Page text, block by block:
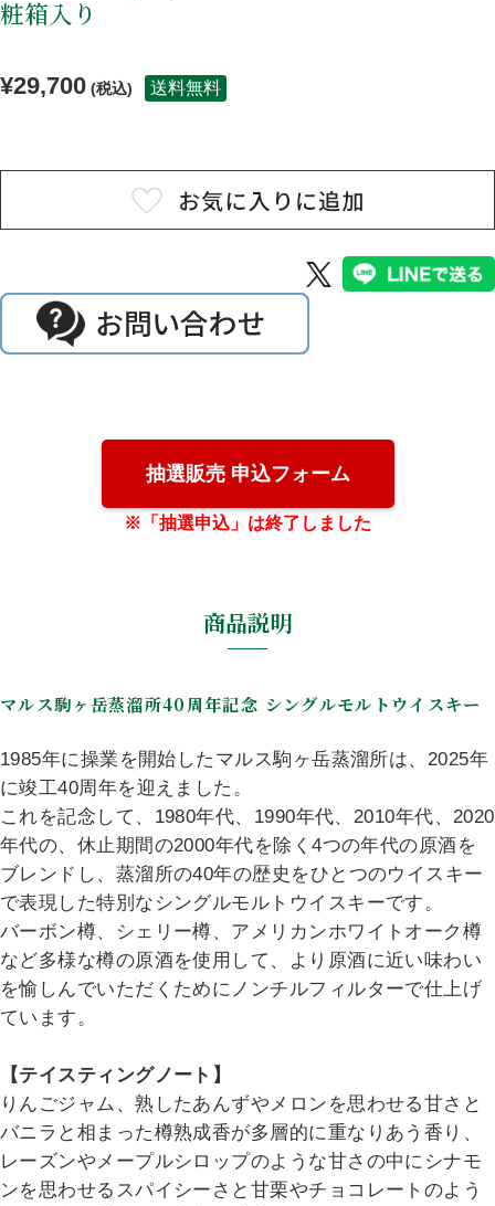
リキュール・梅酒
用途から探す
自宅用
業務用
お客様の声
プライバシーポリシー
特定商取引法に基づく表示
粧箱入り
¥29,700 (税込) 送料無料
抽選販売 申込フォーム
※「抽選申込」は終了しました
商品説明
マルス駒ヶ岳蒸溜所40周年記念 シングルモルトウイスキー
1985年に操業を開始したマルス駒ヶ岳蒸溜所は、2025年
に竣工40周年を迎えました。
これを記念して、1980年代、1990年代、2010年代、2020
年代の、休止期間の2000年代を除く4つの年代の原酒を
ブレンドし、蒸溜所の40年の歴史をひとつのウイスキー
で表現した特別なシングルモルトウイスキーです。
バーボン樽、シェリー樽、アメリカンホワイトオーク樽
など多様な樽の原酒を使用して、より原酒に近い味わい
を愉しんでいただくためにノンチルフィルターで仕上げ
ています。
【テイスティングノート】
りんごジャム、熟したあんずやメロンを思わせる甘さと
バニラと相まった樽熟成香が多層的に重なりあう香り、
レーズンやメープルシロップのような甘さの中にシナモ
ンを思わせるスパイシーさと甘栗やチョコレートのよう